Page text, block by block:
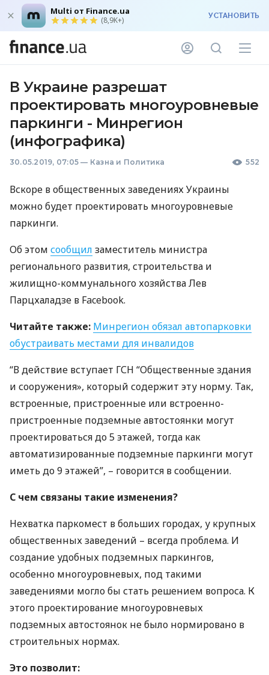
Multi от Finance.ua
(8,9K+) УСТАНОВИТЬ
В Украине разрешат
проектировать многоуровневые
паркинги - Минрегион
(инфографика)
30.05.2019, 07:05 — Казна и Политика 552
Вскоре в общественных заведениях Украины
можно будет проектировать многоуровневые
паркинги.
Об этом сообщил заместитель министра
регионального развития, строительства и
жилищно-коммунального хозяйства Лев
Парцхаладзе в Facebook.
Читайте также: Минрегион обязал автопарковки
обустраивать местами для инвалидов
“В действие вступает ГСН “Общественные здания
и сооружения», который содержит эту норму. Так,
встроенные, пристроенные или встроенно-
пристроенные подземные автостоянки могут
проектироваться до 5 этажей, тогда как
автоматизированные подземные паркинги могут
иметь до 9 этажей”, – говорится в сообщении.
С чем связаны такие изменения?
Нехватка паркомест в больших городах, у крупных
общественных заведений – всегда проблема. И
создание удобных подземных паркингов,
особенно многоуровневых, под такими
заведениями могло бы стать решением вопроса. К
этого проектирование многоуровневых
подземных автостоянок не было нормировано в
строительных нормах.
Это позволит: